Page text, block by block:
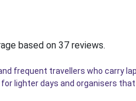
based on 37 reviews.
frequent travellers who carry
for lighter days and organisers